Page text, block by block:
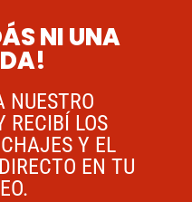
NI UNA
NUESTRO
RECIBÍ LOS
Y EL
EN TU